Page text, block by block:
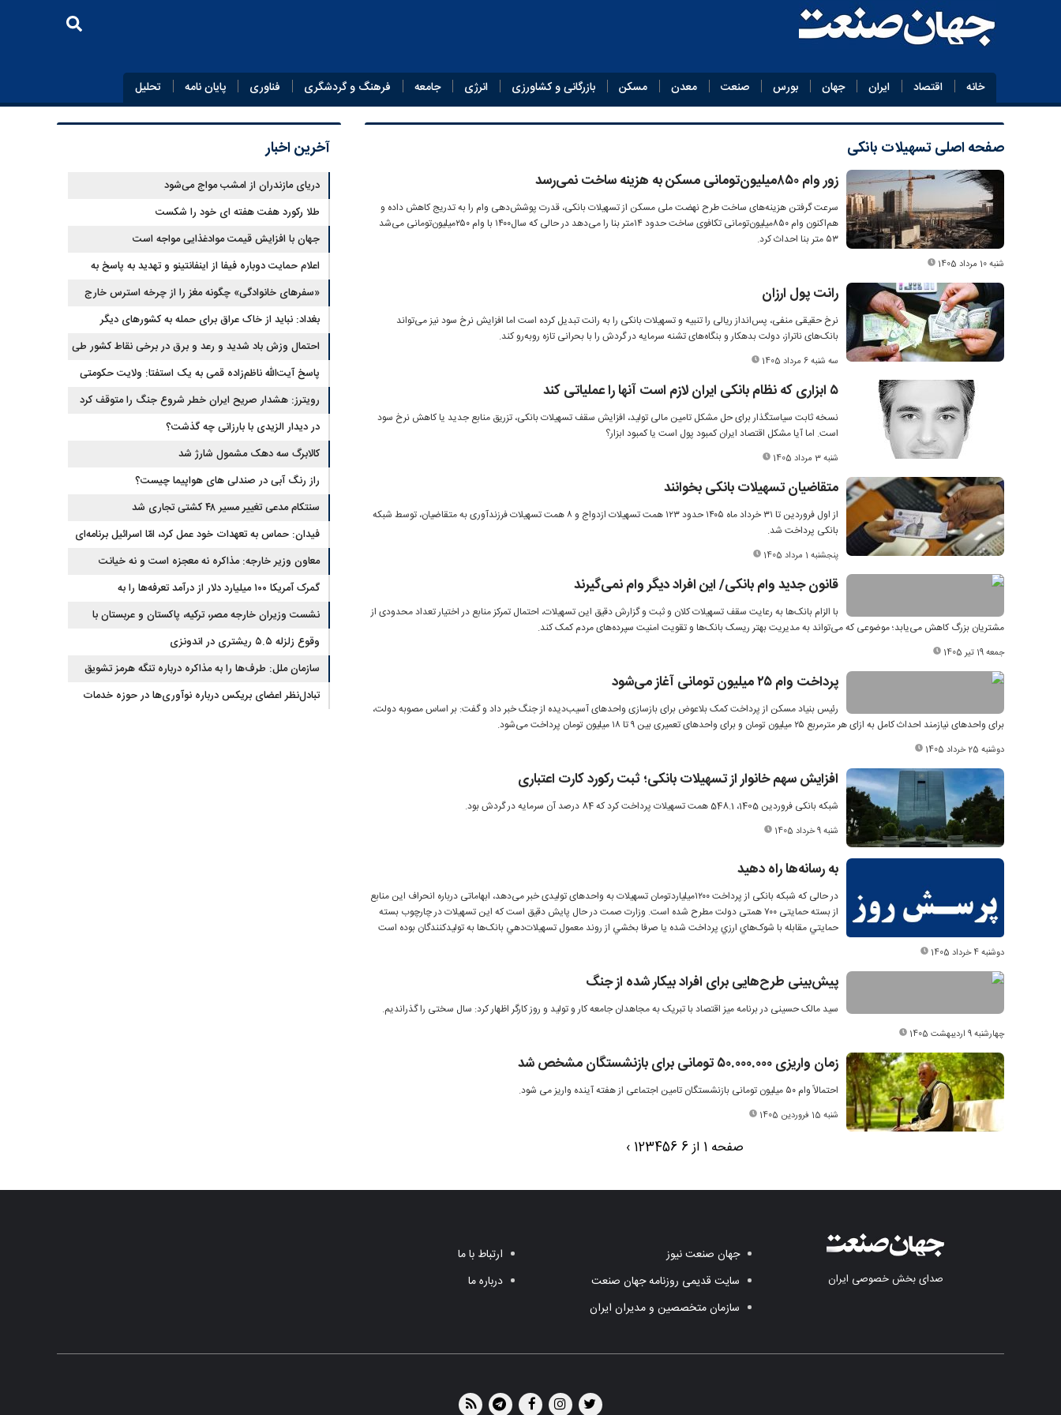
خانه اقتصاد ایران جهان بورس صنعت معدن مسکن بازرگانی و کشاورزی انرژی جامعه فرهنگ و گردشگری فناوری پایان‌ نامه تحلیل
صفحه اصلیتسهیلات بانکی
زور وام ۸۵۰‌میلیون‌تومانی مسکن به هزینه ساخت نمی‌رسد
سرعت گرفتن هزینه‌های ساخت طرح نهضت ملی مسکن از تسهیلات بانکی، قدرت پوشش‌دهی وام را به تدریج کاهش داده و
هم‌اکنون وام ۸۵۰‌میلیون‌تومانی تکافوی ساخت حدود ۱۴متر بنا را می‌دهد در حالی که سال۱۴۰۰ با وام ۲۵۰‌میلیون‌تومانی می‌شد
۵۳ متر بنا احداث کرد.
شنبه 10 مرداد 1405
رانت پول ارزان
نرخ حقیقی منفی، پس‌انداز ریالی را تنبیه و تسهیلات بانکی را به رانت تبدیل کرده است اما افزایش نرخ سود نیز می‌تواند
بانک‌های ناتراز، دولت بدهکار و بنگاه‌های تشنه سرمایه در گردش را با بحرانی تازه روبه‌رو کند.
سه شنبه 6 مرداد 1405
۵ ابزاری که نظام بانکی ایران لازم است آنها را عملیاتی کند
نسخه ثابت سیاستگذار برای حل مشکل تامین مالی تولید، افزایش سقف تسهیلات بانکی، تزریق منابع جدید یا کاهش نرخ سود
است. اما آیا مشکل اقتصاد ایران کمبود پول است یا کمبود ابزار؟
شنبه 3 مرداد 1405
متقاضیان تسهیلات بانکی بخوانند
از اول فروردین تا ۳۱ خرداد ماه ۱۴۰۵ حدود ۱۲۳ همت تسهیلات ازدواج و ۸ همت تسهیلات فرزندآوری به متقاضیان، توسط شبکه
بانکی پرداخت شد.
پنجشنبه 1 مرداد 1405
قانون جدید وام بانکی/ این افراد دیگر وام نمی‌گیرند
با الزام بانک‌ها به رعایت سقف تسهیلات کلان و ثبت و گزارش دقیق این تسهیلات، احتمال تمرکز منابع در اختیار تعداد محدودی از
مشتریان بزرگ کاهش می‌یابد؛ موضوعی که می‌تواند به مدیریت بهتر ریسک بانک‌ها و تقویت امنیت سپرده‌های مردم کمک کند.
جمعه 19 تیر 1405
پرداخت وام ۲۵ میلیون تومانی آغاز می‌شود
رئیس بنیاد مسکن از پرداخت کمک بلاعوض برای بازسازی واحدهای آسیب‌دیده از جنگ خبر داد و گفت: بر اساس مصوبه دولت،
برای واحدهای نیازمند احداث کامل به ازای هر مترمربع ۲۵ میلیون تومان و برای واحدهای تعمیری بین ۹ تا ۱۸ میلیون تومان پرداخت می‌شود.
دوشنبه 25 خرداد 1405
افزایش سهم خانوار از تسهیلات بانکی؛ ثبت رکورد کارت اعتباری
شبکه بانکی فروردین 1405، 548.1 همت تسهیلات پرداخت کرد که 84 درصد آن سرمایه در گردش بود.
شنبه 9 خرداد 1405
به رسانه‌ها راه دهید
در حالی که شبکه بانکی از پرداخت ۱۲۰۰‌میلیارد‌تومان تسهیلات به واحدهای تولیدی خبر می‌دهد، ابهاماتی درباره انحراف این منابع
از بسته حمایتی ۷۰۰ همتی دولت مطرح شده است. وزارت صمت در حال پايش دقيق است که اين تسهيلات در چارچوب بسته
حمايتي مقابله با شوک‌هاي ارزي پرداخت شده يا صرفا بخشي از روند معمول تسهيلات‌دهي بانک‌ها به توليدکنندگان بوده است
دوشنبه 4 خرداد 1405
پیش‌بینی طرح‌هایی برای افراد بیکار شده از جنگ
سید مالک حسینی در برنامه میز اقتصاد با تبریک به مجاهدان جامعه کار و تولید و روز کارگر اظهار کرد: سال سختی را گذراندیم.
چهارشنبه 9 اردیبهشت 1405
زمان واریزی ۵۰.۰۰۰.۰۰۰ تومانی برای بازنشستگان مشخص شد
احتمالاً وام ۵۰ میلیون تومانی بازنشستگان تامین اجتماعی از هفته آینده واریز می شود.
شنبه 15 فروردین 1405
صفحه 1 از 6 123456
›
آخرین اخبار
دریای مازندران از امشب مواج می‌شود
طلا رکورد هفت هفته ای خود را شکست
جهان با افزایش قیمت موادغذایی مواجه است
اعلام حمایت دوباره فیفا از اینفانتینو و تهدید به پاسخ به
توهین‌ها
«سفرهای خانوادگی» چگونه مغز را از چرخه استرس خارج
می‌کند؟
بغداد: نباید از خاک عراق برای حمله به کشورهای دیگر
استفاده کرد
احتمال وزش باد شدید و رعد و برق در برخی نقاط کشور طی
روزهای آتی
پاسخ آیت‌الله ناظم‌زاده قمی به یک استفتا: ولایت حکومتی
به‌تنهایی مجوز اخذ وجوهات شرعیه نیست
رویترز: هشدار صریح ایران خطر شروع جنگ را متوقف کرد
در دیدار الزیدی با بارزانی چه گذشت؟
کالابرگ سه دهک مشمول شارژ شد
راز رنگ آبی در صندلی های هواپیما چیست؟
سنتکام مدعی تغییر مسیر ۴۸ کشتی تجاری شد
فیدان: حماس به تعهدات خود عمل کرد، امّا اسرائیل برنامه‌ای
برای صلح ندارد
معاون وزیر خارجه: مذاکره نه معجزه است و نه خیانت
گمرک آمریکا ۱۰۰ میلیارد دلار از درآمد تعرفه‌ها را به
واردکنندگان بازگرداند
نشست وزیران خارجه مصر، ترکیه، پاکستان و عربستان با
محوریت تحولات منطقه
وقوع زلزله ۵.۵ ریشتری در اندونزی
سازمان ملل: طرف‌ها را به مذاکره درباره تنگه هرمز تشویق
می‌کنیم
تبادل‌نظر اعضای بریکس درباره نوآوری‌ها در حوزه خدمات
صدای بخش خصوصی ایران
جهان صنعت نیوز
سایت قدیمی روزنامه جهان صنعت
سازمان متخصصین و مدیران ایران
ارتباط با ما
درباره ما